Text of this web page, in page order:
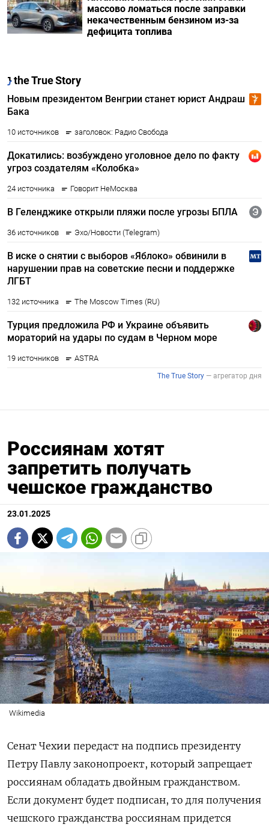
массово ломаться после заправки
некачественным бензином из-за
дефицита топлива
Россиянам хотят
запретить получать
чешское гражданство
23.01.2025
Wikimedia
Сенат Чехии передаст на подпись президенту
Петру Павлу законопроект, который запрещает
россиянам обладать двойным гражданством.
Если документ будет подписан, то для получения
чешского гражданства россиянам придется